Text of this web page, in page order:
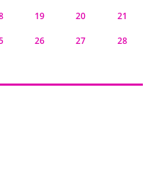
19 20 21
26 27 28